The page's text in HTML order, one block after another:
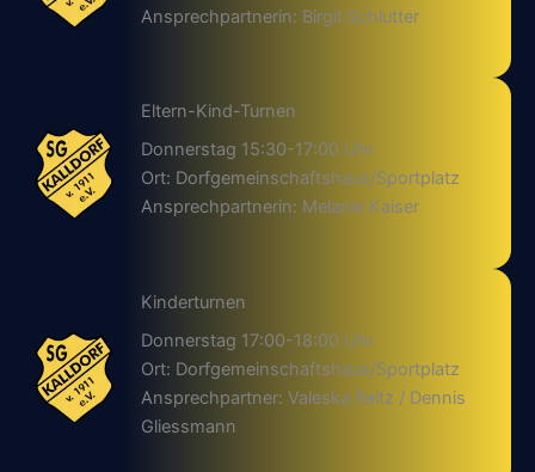
Ansprechpartnerin: Birgit Schlutter
Eltern-Kind-Turnen
Donnerstag 15:30-17:00 Uhr
Ort: Dorfgemeinschaftshaus/Sportplatz
Ansprechpartnerin: Melanie Kaiser
Kinderturnen
Donnerstag 17:00-18:00 Uhr
Ort: Dorfgemeinschaftshaus/Sportplatz
Ansprechpartner: Valeska Reitz / Dennis
Gliessmann